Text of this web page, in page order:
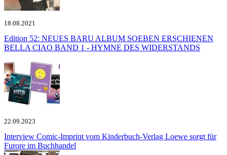
18.08.2021
Edition 52: NEUES BARU ALBUM SOEBEN ERSCHIENEN
BELLA CIAO BAND 1 - HYMNE DES WIDERSTANDS
22.09.2023
Interview Comic-Imprint vom Kinderbuch-Verlag Loewe sorgt für
Furore im Buchhandel